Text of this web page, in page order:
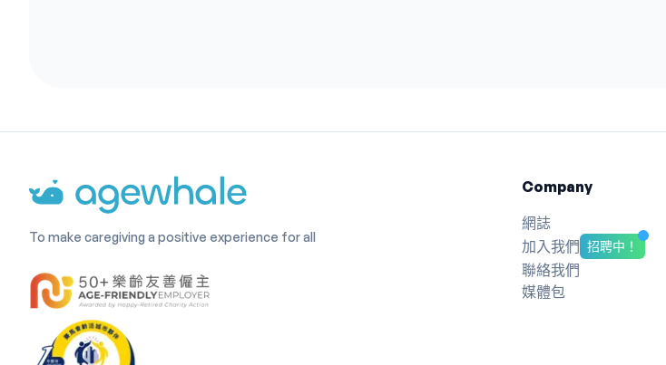
To make caregiving a positive experience for all
Company
網誌
加入我們
招聘中！
聯絡我們
媒體包